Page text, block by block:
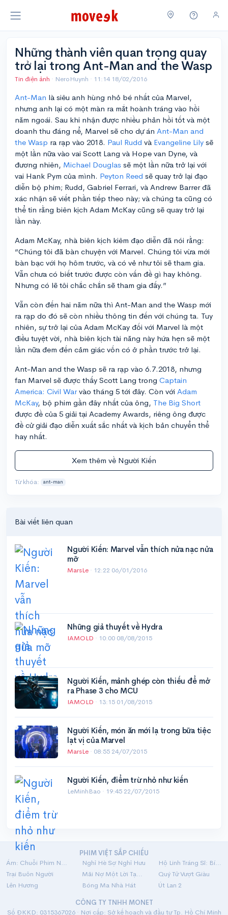
Những thành viên quan trọng quay
trở lại trong Ant-Man and the Wasp
Tin điện ảnh · NeroHuynh · 11:14 18/02/2016
Ant-Man là siêu anh hùng nhỏ bé nhất của Marvel,
nhưng anh lại có một màn ra mắt hoành tráng vào hồi
năm ngoái. Sau khi nhận được nhiều phản hồi tốt và một
doanh thu đáng nể, Marvel sẽ cho dự án Ant-Man and
the Wasp ra rạp vào 2018. Paul Rudd và Evangeline Lily sẽ
một lần nữa vào vai Scott Lang và Hope van Dyne, và
đương nhiên, Michael Douglas sẽ một lần nữa trở lại với
vai Hank Pym của mình. Peyton Reed sẽ quay trở lại đạo
diễn bộ phim; Rudd, Gabriel Ferrari, và Andrew Barrer đã
xác nhận sẽ viết phần tiếp theo này; và chúng ta cũng có
thể tin rằng biên kịch Adam McKay cũng sẽ quay trở lại
lần này.
Adam McKay, nhà biên kịch kiêm đạo diễn đã nói rằng:
“Chúng tôi đã bàn chuyện với Marvel. Chúng tôi vừa mới
bàn bạc với họ hôm trước, và có vẻ như tôi sẽ tham gia.
Vẫn chưa có biết trước được còn vấn đề gì hay không.
Nhưng có lẽ tôi chắc chắn sẽ tham gia đấy.”
Vẫn còn đến hai năm nữa thì Ant-Man and the Wasp mới
ra rạp do đó sẽ còn nhiều thông tin đến với chúng ta. Tuy
nhiên, sự trở lại của Adam McKay đối với Marvel là một
điều tuyệt vời, nhà biên kịch tài năng này hứa hẹn sẽ một
lần nữa đem đến cảm giác vốn có ở phần trước trở lại.
Ant-Man and the Wasp sẽ ra rạp vào 6.7.2018, nhưng
fan Marvel sẽ được thấy Scott Lang trong Captain
America: Civil Warvào tháng 5 tới đây. Còn với Adam
McKay, bộ phim gần đây nhất của ông, The Big Short
được đề của 5 giải tại Academy Awards, riêng ông được
đề cử giải đạo diễn xuất sắc nhất và kịch bản chuyển thể
hay nhất.
Xem thêm về Người Kiến
Từ khóa: ant-man
Bài viết liên quan
Người Kiến: Marvel vẫn thích nửa nạc nửa
mỡ
MarsLe · 12:22 06/01/2016
Những giả thuyết về Hydra
IAMOLD · 10:00 08/08/2015
Người Kiến, mảnh ghép còn thiếu để mở
ra Phase 3 cho MCU
IAMOLD · 13:15 01/08/2015
Người Kiến, món ăn mới lạ trong bữa tiệc
lạt vị của Marvel
MarsLe · 08:55 24/07/2015
Người Kiến, điểm trừ nhỏ như kiến
LeMinhBao · 19:45 22/07/2015
PHIM VIỆT SẮP CHIẾU
Ám: Chuỗi Phim Ngắn Linh Dị
Nghỉ Hè Sợ Nghỉ Hưu
Hộ Linh Tráng Sĩ: Bí Ẩn Mộ Vua Đinh
Trại Buôn Người
Mãi Nợ Một Lời Tạm Biệt
Quý Tử Vượt Giàu
Lên Hương
Bóng Ma Nhà Hát
Út Lan 2
CÔNG TY TNHH MONET
Số ĐKKD: 0315367026 · Nơi cấp: Sở kế hoạch và đầu tư Tp. Hồ Chí Minh